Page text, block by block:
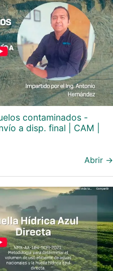
contaminados -
a disp. final | CAM |
Abrir →